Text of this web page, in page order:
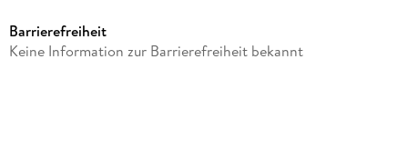
Altersempfehlung
Barrierefreiheit
Keine Information zur Barrierefreiheit bekannt